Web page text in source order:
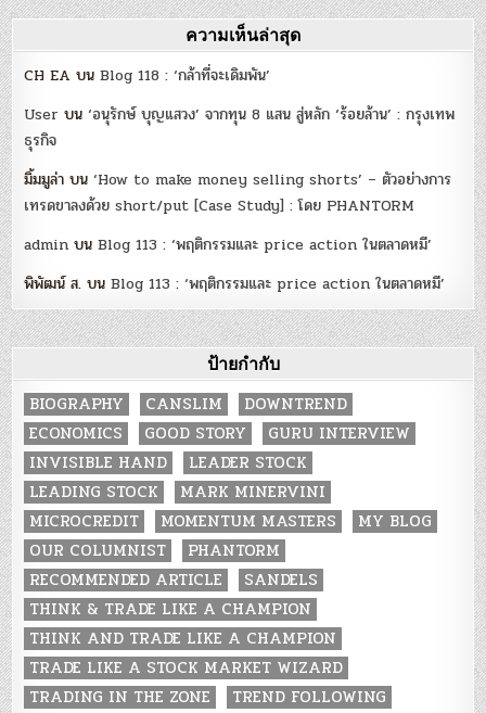
ความเห็นล่าสุด
CH EA บนBlog 118 : ‘กล้าที่จะเดิมพัน’
User บน‘อนุรักษ์ บุญแสวง’ จากทุน 8 แสน สู่หลัก ‘ร้อยล้าน’ : กรุงเทพ
ธุรกิจ
มิ้มมูล่า บน‘How to make money selling shorts’ – ตัวอย่างการ
เทรดขาลงด้วย short/put [Case Study] : โดย PHANTORM
admin บนBlog 113 : ‘พฤติกรรมและ price action ในตลาดหมี’
พิพัฒน์ ส. บนBlog 113 : ‘พฤติกรรมและ price action ในตลาดหมี’
ป้ายกำกับ
BIOGRAPHY CANSLIM
DOWNTREND
ECONOMICS
GOOD STORY
GURU INTERVIEW
INVISIBLE HAND
LEADER STOCK
LEADING STOCK
MARK MINERVINI
MICROCREDIT
MOMENTUM MASTERS
MY BLOG
OUR COLUMNIST
PHANTORM
RECOMMENDED ARTICLE
SANDELS
THINK & TRADE LIKE A CHAMPION
THINK AND TRADE LIKE A CHAMPION
TRADE LIKE A STOCK MARKET WIZARD
TRADING IN THE ZONE
TREND FOLLOWING